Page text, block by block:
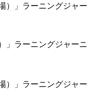
」ラーニングジャーニ